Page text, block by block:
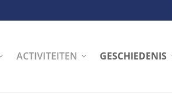
ACTIVITEITEN GESCHIEDENIS